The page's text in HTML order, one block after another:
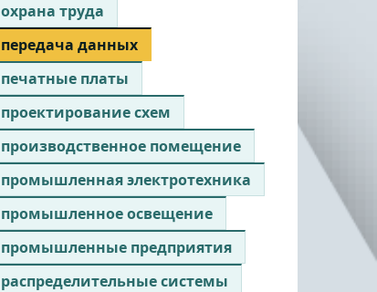
охрана труда
передача данных
печатные платы
проектирование схем
производственное помещение
промышленная электротехника
промышленное освещение
промышленные предприятия
распределительные системы